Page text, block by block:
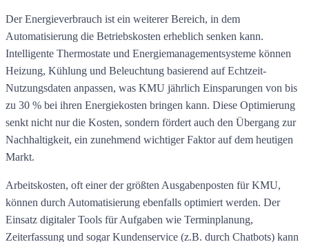
Der Energieverbrauch ist ein weiterer Bereich, in dem
Automatisierung die Betriebskosten erheblich senken kann.
Intelligente Thermostate und Energiemanagementsysteme können
Heizung, Kühlung und Beleuchtung basierend auf Echtzeit-
Nutzungsdaten anpassen, was KMU jährlich Einsparungen von bis
zu 30 % bei ihren Energiekosten bringen kann. Diese Optimierung
senkt nicht nur die Kosten, sondern fördert auch den Übergang zur
Nachhaltigkeit, ein zunehmend wichtiger Faktor auf dem heutigen
Markt.
Arbeitskosten, oft einer der größten Ausgabenposten für KMU,
können durch Automatisierung ebenfalls optimiert werden. Der
Einsatz digitaler Tools für Aufgaben wie Terminplanung,
Zeiterfassung und sogar Kundenservice (z.B. durch Chatbots) kann